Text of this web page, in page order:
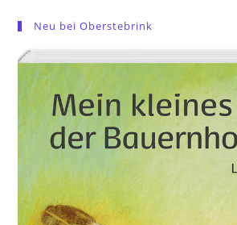
Neu bei Oberstebrink